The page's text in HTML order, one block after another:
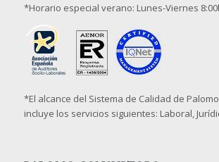
*Horario especial verano: Lunes-Viernes
*El alcance del Sistema de Calidad de
incluye los servicios siguientes: Laboral,